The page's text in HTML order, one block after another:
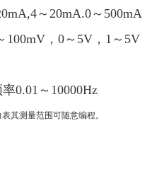
～20mA.0～500mA
100mV，0～5V，1～5V
0.01～10000Hz
其测量范围可随意编程。